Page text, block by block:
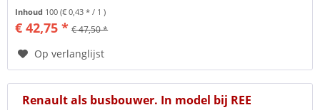
Inhoud 100(€ 0,43 * / 1 )
€ 42,75 * € 47,50 *
Op verlanglijst
Renault als busbouwer. In model bij REE